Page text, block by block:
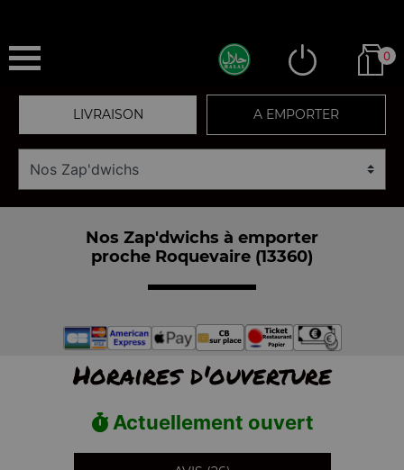
0
LIVRAISON A EMPORTER
Nos Zap'dwichs à emporter
proche Roquevaire (13360)
Horaires d'ouverture
Actuellement ouvert